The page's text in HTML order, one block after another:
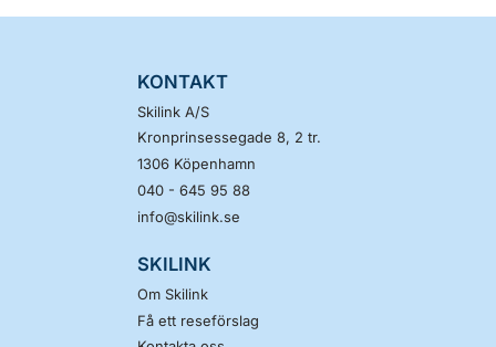
KONTAKT
Skilink A/S
Kronprinsessegade 8, 2 tr.
1306 Köpenhamn
040 - 645 95 88
info@skilink.se
SKILINK
Om Skilink
Få ett reseförslag